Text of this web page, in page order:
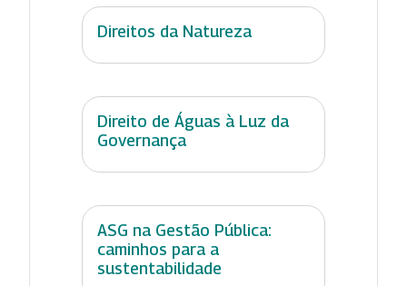
Direitos da Natureza
Direito de Águas à Luz da
Governança
ASG na Gestão Pública:
caminhos para a
sustentabilidade